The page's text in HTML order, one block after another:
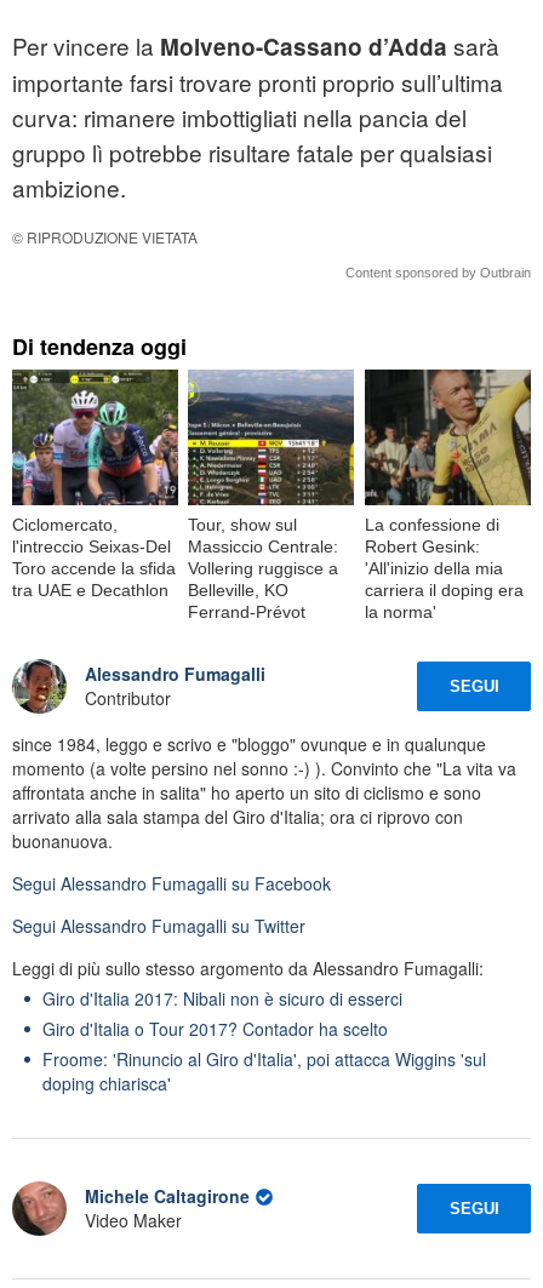
Per vincere la Molveno-Cassano d’Adda sarà
importante farsi trovare pronti proprio sull’ultima
curva: rimanere imbottigliati nella pancia del
gruppo lì potrebbe risultare fatale per qualsiasi
ambizione.
© RIPRODUZIONE VIETATA
Content sponsored by Outbrain
Di tendenza oggi
Ciclomercato,
l'intreccio Seixas-Del
Toro accende la sfida
tra UAE e Decathlon
Tour, show sul
Massiccio Centrale:
Vollering ruggisce a
Belleville, KO
Ferrand-Prévot
La confessione di
Robert Gesink:
'All'inizio della mia
carriera il doping era
la norma'
Alessandro Fumagalli
Contributor
SEGUI
since 1984, leggo e scrivo e "bloggo" ovunque e in qualunque
momento (a volte persino nel sonno :-) ). Convinto che "La vita va
affrontata anche in salita" ho aperto un sito di ciclismo e sono
arrivato alla sala stampa del Giro d'Italia; ora ci riprovo con
buonanuova.
Segui Alessandro Fumagalli su Facebook
Segui Alessandro Fumagalli su Twitter
Leggi di più sullo stesso argomento da Alessandro Fumagalli:
Giro d'Italia 2017: Nibali non è sicuro di esserci
Giro d'Italia o Tour 2017? Contador ha scelto
Froome: 'Rinuncio al Giro d'Italia', poi attacca Wiggins 'sul
doping chiarisca'
Michele Caltagirone
Video Maker
SEGUI